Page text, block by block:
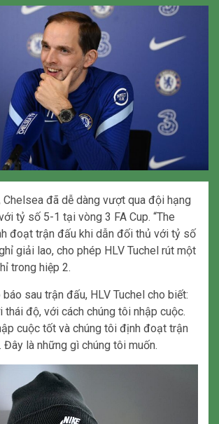
đã dễ dàng vượt qua đội hạng
tỷ số 5-1 tại vòng 3 FA Cup. “The
đoạt trận đấu khi dẫn đối thủ với tỷ số
giải lao, cho phép HLV Tuchel rút một
trong hiệp 2.
sau trận đấu, HLV Tuchel cho biết:
thái độ, với cách chúng tôi nhập cuộc.
cuộc tốt và chúng tôi định đoạt trận
là những gì chúng tôi muốn.